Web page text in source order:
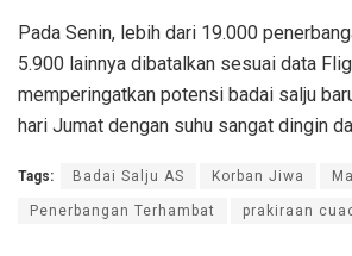
Pada Senin, lebih dari 19.000
5.900 lainnya dibatalkan sesuai data
memperingatkan potensi badai salju
hari Jumat dengan suhu sangat dingin
Tags: Badai Salju AS Korban Jiwa
Penerbangan Terhambat prakiraan